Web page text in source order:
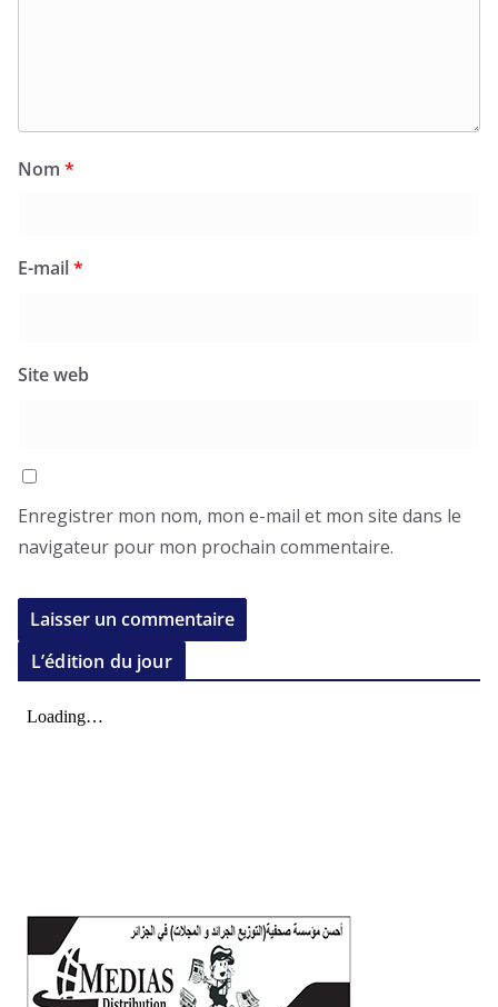
Nom *
E-mail*
Site web
Enregistrer mon nom, mon e-mail et mon site dans le
navigateur pour mon prochain commentaire.
L’édition du jour